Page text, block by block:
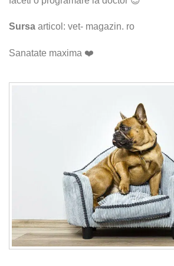
Sursa articol: vet- magazin. ro
Sanatate maxima ❤️